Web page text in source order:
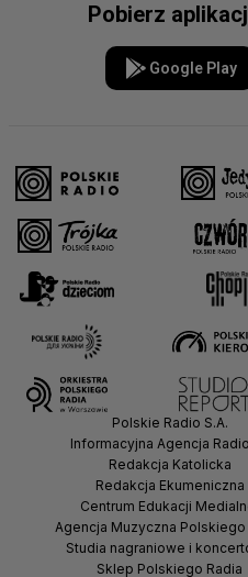
Pobierz
Google Play
Polskie Radio S.A.
Informacyjna Agencja
Redakcja Katolicka
Redakcja Ekumeniczna
Centrum Edukacji
Agencja Muzyczna Polskiego
Studia nagraniowe i
Sklep Polskiego Radia